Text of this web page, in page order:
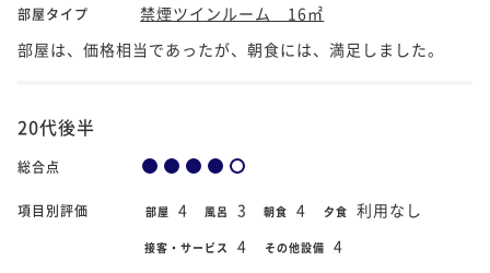
部屋タイプ
禁煙ツインルーム 16㎡
部屋は、価格相当であったが、朝食には、満足しました。
20代後半
総合点
項目別評価 部屋 4 風呂 3 朝食 4 夕食 利用なし
接客・サービス 4 その他設備 4